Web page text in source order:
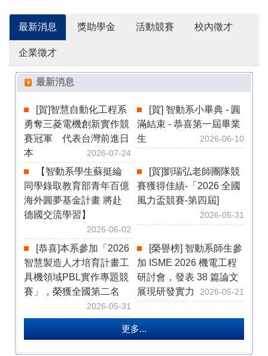
最新消息 獎助學金 活動競賽 校內徵才
企業徵才
最新消息
[賀]智慧自動化工程系
勇奪三菱電機創新實作競
賽冠軍 代表台灣前進日
本
2026-07-24
[賀] 智動系小畢典 - 圓
滿結束 - 恭喜第一屆畢業
生
2026-06-10
【智動系學生蘇挺綸
同學錄取教育部青年百億
海外圓夢基金計畫 將赴
德國交流學習】
2026-06-02
[賀]劉瑞弘老師團隊競
賽獲得佳績-「2026 全國
風力盃競賽-第四屆]
2026-05-31
[恭喜]本系參加「2026
智慧製造人才培育計畫工
具機領域PBL實作專題競
賽」，榮獲全國第二名
2026-05-31
[榮譽榜] 智動系師生參
加 ISME 2026 機電工程
研討會，發表 38 篇論文
展現研發實力
2026-05-21
更多...